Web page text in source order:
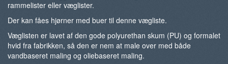
rammelister eller væglister.
Der kan fåes hjørner med buer til denne vægliste.
Væglisten er lavet af den gode polyurethan skum (PU) og formalet
hvid fra fabrikken, så den er nem at male over med både
vandbaseret maling og oliebaseret maling.